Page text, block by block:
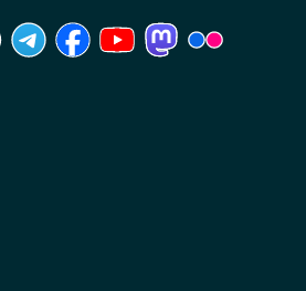
neues Fenster)
öffnet ein neues Fenster)
(Link öffnet ein neues Fenster)
(Link öffnet ein neues Fenster)
(Link öffnet ein neues Fenster)
(Link öffnet ein neues
(Link öffnet ein